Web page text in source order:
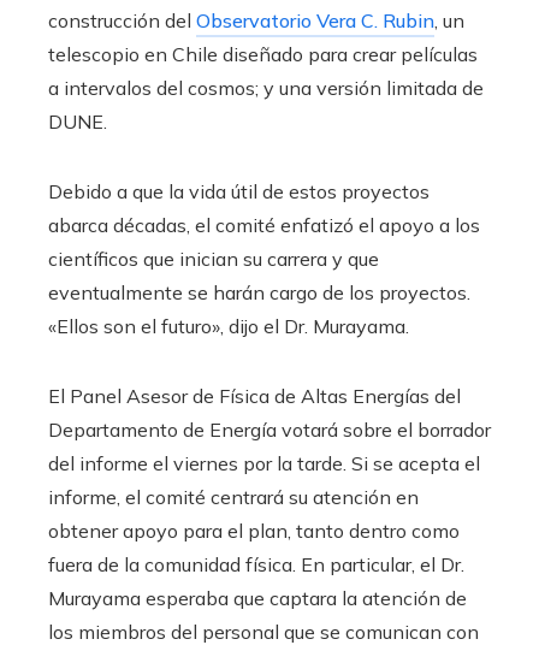
construcción del Observatorio Vera C. Rubin , un
telescopio en Chile diseñado para crear películas
a intervalos del cosmos; y una versión limitada de
DUNE.
Debido a que la vida útil de estos proyectos
abarca décadas, el comité enfatizó el apoyo a los
científicos que inician su carrera y que
eventualmente se harán cargo de los proyectos.
«Ellos son el futuro», dijo el Dr. Murayama.
El Panel Asesor de Física de Altas Energías del
Departamento de Energía votará sobre el borrador
del informe el viernes por la tarde. Si se acepta el
informe, el comité centrará su atención en
obtener apoyo para el plan, tanto dentro como
fuera de la comunidad física. En particular, el Dr.
Murayama esperaba que captara la atención de
los miembros del personal que se comunican con